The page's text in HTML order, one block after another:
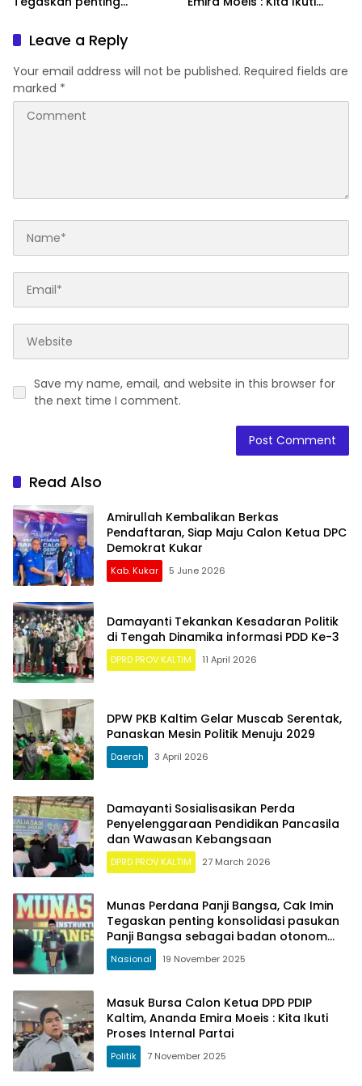
Bangsa sebagai badan
otonom PKB
Leave a Reply
Your email address will not be published. Required fields are
marked *
Save my name, email, and website in this browser for
the next time I comment.
Read Also
Amirullah Kembalikan Berkas
Pendaftaran, Siap Maju Calon Ketua DPC
Demokrat Kukar
Kab. Kukar 5 June 2026
Damayanti Tekankan Kesadaran Politik
di Tengah Dinamika informasi PDD Ke-3
DPRD PROV KALTIM 11 April 2026
DPW PKB Kaltim Gelar Muscab Serentak,
Panaskan Mesin Politik Menuju 2029
Daerah 3 April 2026
Damayanti Sosialisasikan Perda
Penyelenggaraan Pendidikan Pancasila
dan Wawasan Kebangsaan
DPRD PROV KALTIM 27 March 2026
Munas Perdana Panji Bangsa, Cak Imin
Tegaskan penting konsolidasi pasukan
Panji Bangsa sebagai badan otonom
PKB
Nasional 19 November 2025
Masuk Bursa Calon Ketua DPD PDIP
Kaltim, Ananda Emira Moeis : Kita Ikuti
Proses Internal Partai
Politik 7 November 2025